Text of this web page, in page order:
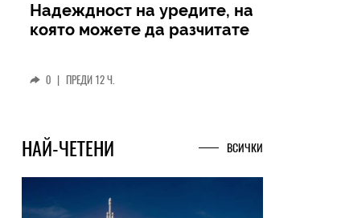
TECH
Ultra – ново име, познато
НАЙ-ЧЕТЕНИ